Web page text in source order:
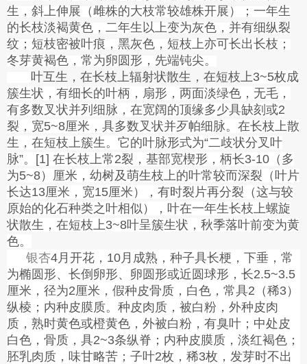
生，斜上伸展（雌株的大枝常较雄株开展）；一年生
的长枝淡褐黄色，二年生以上变为灰色，并有细纵裂
纹；短枝密被叶痕，黑灰色，短枝上亦可长出长枝；
冬芽黄褐色，常为卵圆形，先端钝尖。
叶互生，在长枝上辐射状散生，在短枝上3~5枚成
簇生状，有细长的叶柄，扇形，两面淡绿色，无毛，
有多数叉状并列细脉，在宽阔的顶缘多少具缺刻或2
裂，宽5~8厘米，具多数叉状并歹帕细脉。在长枝上散
生，在短枝上簇生。它的叶脉形式为“二歧状分叉叶
脉”。[1] 在长枝上常2裂，基部宽楔形，柄长3-10（多
为5~8）厘米，幼树及萌生枝上的叶常较而深裂（叶片
长达13厘米，宽15厘米），有时裂片再分裂（这与较
原始的化石种类之叶相似），叶在一年生长枝上螺旋
状散生，在短枝上3~8叶呈簇生状，秋季落叶前变为黄
色。
银杏4月开花，10月成熟，种子具长梗，下垂，常
为椭圆形、长倒卵形、卵圆形或近圆球形，长2.5~3.5
厘米，径为2厘米，假种皮骨质，白色，常具2（稀3）
纵棱；内种皮膜质。种皮肉质，被白粉，外种皮肉
质，熟时黄色或橙黄色，外被白粉，有臭叶；中处皮
白色，骨质，具2~3条纵脊；内种皮膜质，淡红褐色；
胚乳肉质，味甘略苦；子叶2枚，稀3枚，发芽时不出